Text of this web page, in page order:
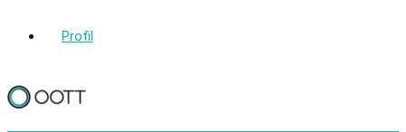
Profil